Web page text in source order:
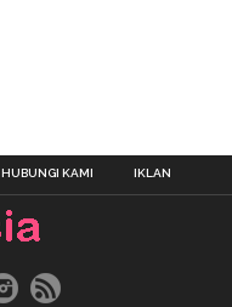
HUBUNGI KAMI IKLAN